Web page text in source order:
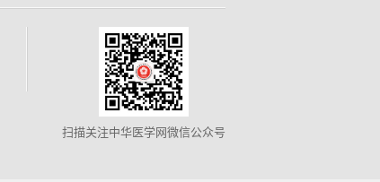
扫描关注中华医学网微信公众号